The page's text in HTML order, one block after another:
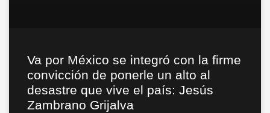
Va por México se integró con la firme
convicción de ponerle un alto al
desastre que vive el país: Jesús
Zambrano Grijalva